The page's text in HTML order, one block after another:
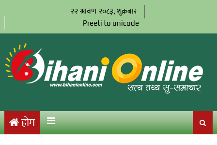
२२ श्रावण २०८३, शुक्रबार
Preeti to unicode
होम